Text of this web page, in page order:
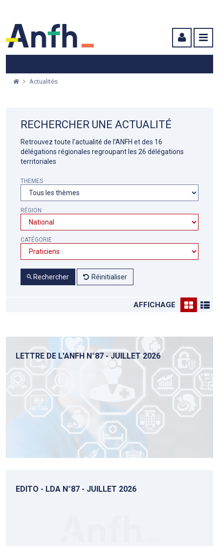
Actualités
RECHERCHER UNE ACTUALITÉ
Retrouvez toute l’actualité de l’ANFH et des 16
délégations régionales regroupant les 26 délégations
territoriales
THEMES
RÉGION
CATÉGORIE
Rechercher Réinitialiser
AFFICHAGE
LETTRE DE L'ANFH N°87 - JUILLET 2026
EDITO - LDA N°87 - JUILLET 2026